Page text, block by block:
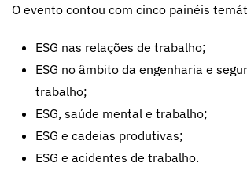
O evento contou com cinco painéis
ESG nas relações de trabalho;
ESG no âmbito da engenharia e
trabalho;
ESG, saúde mental e trabalho;
ESG e cadeias produtivas;
ESG e acidentes de trabalho.